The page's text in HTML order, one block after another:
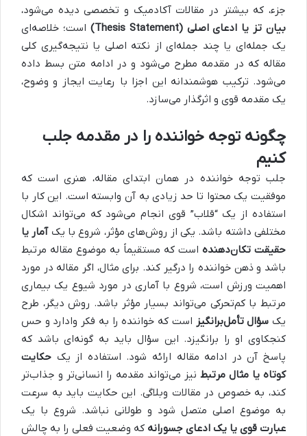
جزء، که بیشتر در مقالات آکادمیک و تخصصی دیده می‌شود،
بیان تز یا ادعای اصلی (Thesis Statement)
است؛ خلاصه‌ای
یک جمله‌ای یا چند جمله‌ای از نکته اصلی یا نتیجه‌گیری کلی
مقاله که در مقدمه مطرح می‌شود و در ادامه متن بسط داده
می‌شود. ترکیب هوشمندانه این اجزا با رعایت ایجاز و وضوح،
یک مقدمه قوی و اثرگذار می‌سازد.
چگونه توجه خواننده را در مقدمه جلب
کنیم
جلب توجه خواننده در همان ابتدای مقاله، هنری است که
موفقیت یک محتوا تا حد زیادی به آن وابسته است. این کار با
استفاده از یک “قلاب” قوی انجام می‌شود که می‌تواند اشکال
مختلفی داشته باشد. یکی از روش‌های مؤثر، شروع با یکآمار یا
حقیقت تکان‌دهنده است که مستقیماً به موضوع مقاله مرتبط
باشد و ذهن خواننده را درگیر کند. برای مثال، اگر مقاله در مورد
اهمیت ورزش است، شروع با آماری در مورد شیوع یک بیماری
مرتبط با کم‌تحرکی می‌تواند بسیار مؤثر باشد. روش دیگر، طرح
یک سؤال تأمل‌برانگیز است که خواننده را به فکر وادارد و حس
کنجکاوی او را برانگیزد. این سؤال باید به گونه‌ای باشد که
پاسخ آن در ادامه مقاله ارائه شود. استفاده از یک حکایت
کوتاه یا مثال مرتبط نیز می‌تواند مقدمه را انسانی‌تر و جذاب‌تر
کند، به خصوص در مقالات وبلاگی. این حکایت باید به سرعت
به موضوع اصلی متصل شود و طولانی نباشد. شروع با یک
عبارت قوی یا یک ادعای جسورانه که وضعیت فعلی را به چالش